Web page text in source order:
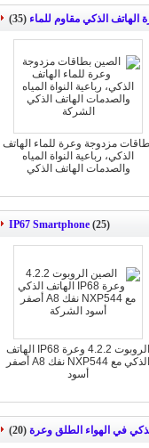
الهاتف الذكي مقاوم للماء (35)
مزدوجة وعرة للماء الهاتف
الذكي، رباعية النواة المياه
والصدمات الهاتف الذكي
IP67 Smartphone (25)
الروبوت 4.2.2 وعرة IP68 الهاتف
الذكي مع NXP544 نفك A8 أصفر
أسود
في الهواء الطلق وعرة (20)